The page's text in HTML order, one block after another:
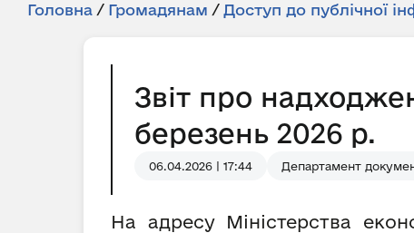
Головна / Громадянам / Доступ до публічної
Звіт про
березень 2026 р.
06.04.2026 | 17:44 Департамент
На адресу Міністерства